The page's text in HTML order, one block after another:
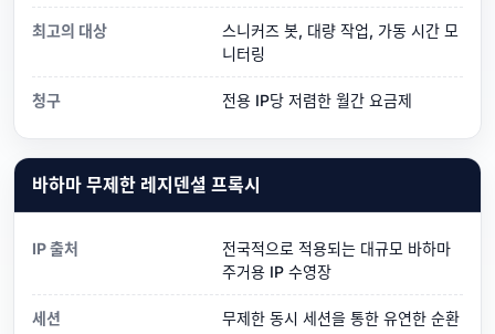
최고의 대상
스니커즈 봇, 대량 작업, 가동 시간 모
니터링
청구 전용 IP당 저렴한 월간 요금제
바하마 무제한 레지덴셜 프록시
IP 출처
전국적으로 적용되는 대규모 바하마
주거용 IP 수영장
세션 무제한 동시 세션을 통한 유연한 순환